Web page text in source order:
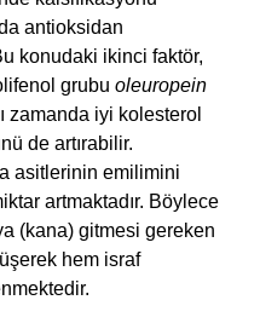
antioksidan
konudaki ikinci faktör,
grubu oleuropein
zamanda iyi kolesterol
de artırabilir.
asitlerinin emilimini
artmaktadır. Böylece
(kana) gitmesi gereken
hem israf